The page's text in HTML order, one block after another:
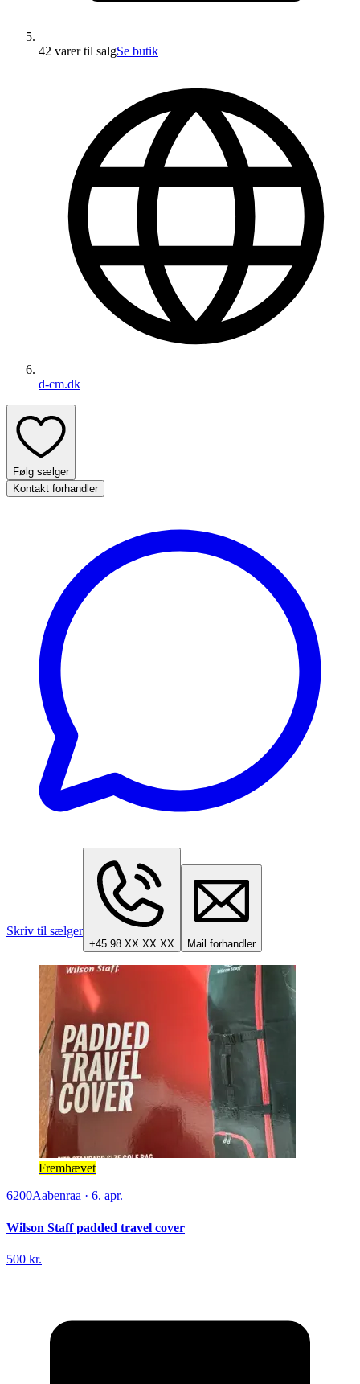
42 varertil salgSe butik
d-cm.dk
Følg sælger
Kontakt forhandler
Skriv til sælger
+45 98 XX XX XX Mail forhandler
Fremhævet
6200Aabenraa · 6. apr.
Wilson Staff padded travel cover
500 kr.